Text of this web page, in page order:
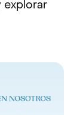
explorar